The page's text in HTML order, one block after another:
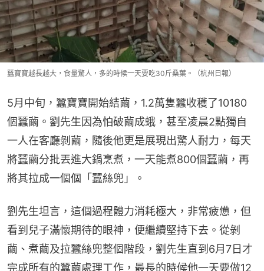
蠶寶寶越長越大，食量驚人，多的時候一天要吃30斤桑葉。（杭州日報）
5月中旬，蠶寶寶開始結繭，1.2萬隻蠶收穫了10180
個蠶繭。劉先生因為怕破繭成蛾，甚至凌晨2點獨自
一人在客廳剝繭，隨後他更是展現出驚人耐力，每天
將蠶繭分批丟進大鍋烹煮，一天能煮800個蠶繭，再
將其拉成一個個「蠶絲兜」。
劉先生坦言，這個過程體力消耗極大，非常疲憊，但
看到兒子滿懷期待的眼神，便繼續堅持下去。從剝
繭、煮繭及拉蠶絲兜整個階段，劉先生直到6月7日才
完成所有的蠶繭處理工作，最長的時候他一天要做12